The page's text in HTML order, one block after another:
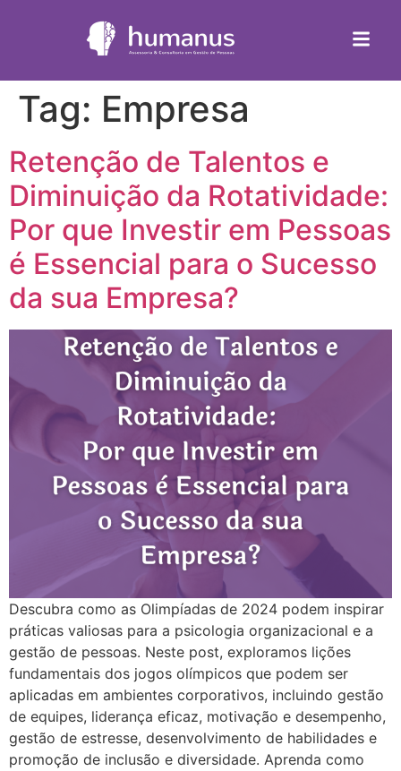
Tag: Empresa
Retenção de Talentos e
Diminuição da Rotatividade:
Por que Investir em Pessoas
é Essencial para o Sucesso
da sua Empresa?
Descubra como as Olimpíadas de 2024 podem inspirar
práticas valiosas para a psicologia organizacional e a
gestão de pessoas. Neste post, exploramos lições
fundamentais dos jogos olímpicos que podem ser
aplicadas em ambientes corporativos, incluindo gestão
de equipes, liderança eficaz, motivação e desempenho,
gestão de estresse, desenvolvimento de habilidades e
promoção de inclusão e diversidade. Aprenda como